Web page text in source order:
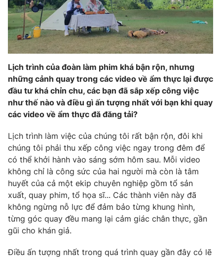
Lịch trình của đoàn làm phim khá bận rộn, nhưng
những cảnh quay trong các video về ẩm thực lại được
đầu tư khá chỉn chu, các bạn đã sắp xếp công việc
như thế nào và điều gì ấn tượng nhất với bạn khi quay
các video về ẩm thực đă đăng tải?
Lịch trình làm việc của chúng tôi rất bận rộn, đôi khi
chúng tôi phải thu xếp công việc ngay trong đêm để
có thể khởi hành vào sáng sớm hôm sau. Mỗi video
không chỉ là công sức của hai người mà còn là tâm
huyết của cả một ekip chuyên nghiệp gồm tổ sản
xuất, quay phim, tổ họa sĩ... Các thành viên này đã
không ngừng nỗ lực để đảm bảo từng khung hình,
từng góc quay đều mang lại cảm giác chân thực, gần
gũi cho khán giả.
Điều ấn tượng nhất trong quá trình quay gần đây có lẽ